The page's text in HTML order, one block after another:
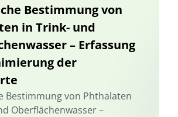
Bestimmung von
in Trink- und
– Erfassung
der
Bestimmung von Phthalaten
Oberflächenwasser –